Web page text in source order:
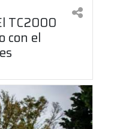
TC2000
con el